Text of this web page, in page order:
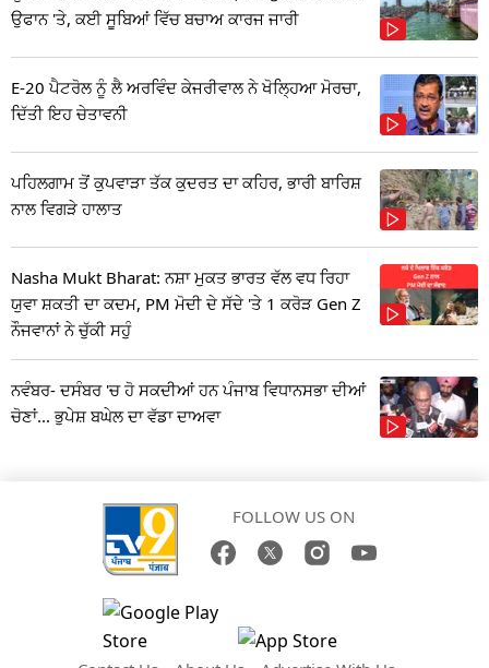
ਉਫਾਨ 'ਤੇ, ਕਈ ਸੂਬਿਆਂ ਵਿੱਚ ਬਚਾਅ ਕਾਰਜ ਜਾਰੀ
E-20 ਪੈਟਰੋਲ ਨੂੰ ਲੈ ਅਰਵਿੰਦ ਕੇਜਰੀਵਾਲ ਨੇ ਖੋਲ੍ਹਿਆ ਮੋਰਚਾ,
ਦਿੱਤੀ ਇਹ ਚੇਤਾਵਨੀ
ਪਹਿਲਗਾਮ ਤੋਂ ਕੁਪਵਾੜਾ ਤੱਕ ਕੁਦਰਤ ਦਾ ਕਹਿਰ, ਭਾਰੀ ਬਾਰਿਸ਼
ਨਾਲ ਵਿਗੜੇ ਹਾਲਾਤ
Nasha Mukt Bharat: ਨਸ਼ਾ ਮੁਕਤ ਭਾਰਤ ਵੱਲ ਵਧ ਰਿਹਾ
ਯੁਵਾ ਸ਼ਕਤੀ ਦਾ ਕਦਮ, PM ਮੋਦੀ ਦੇ ਸੱਦੇ 'ਤੇ 1 ਕਰੋੜ Gen Z
ਨੌਜਵਾਨਾਂ ਨੇ ਚੁੱਕੀ ਸਹੁੰ
ਨਵੰਬਰ- ਦਸੰਬਰ 'ਚ ਹੋ ਸਕਦੀਆਂ ਹਨ ਪੰਜਾਬ ਵਿਧਾਨਸਭਾ ਦੀਆਂ
ਚੋਣਾਂ... ਭੁਪੇਸ਼ ਬਘੇਲ ਦਾ ਵੱਡਾ ਦਾਅਵਾ
FOLLOW US ON